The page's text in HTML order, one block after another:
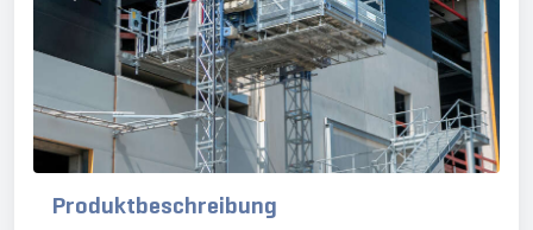
Produktbeschreibung